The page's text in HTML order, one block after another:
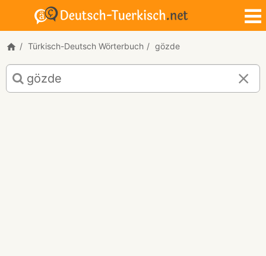
Türkisch-Deutsch Wörterbuch gözde
Türkisch-
Deutsch
Übersetzung